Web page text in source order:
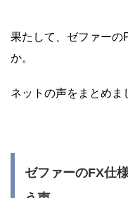
果たして、ゼファーの
か。
ネットの声をまとめま
ゼファーのFX仕